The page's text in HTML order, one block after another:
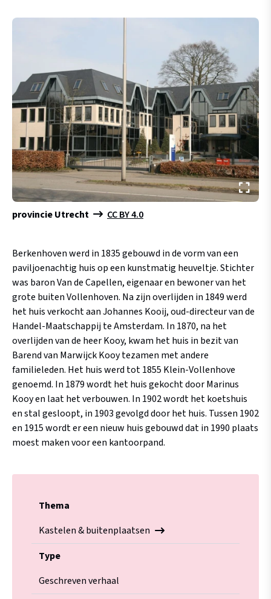
provincie Utrecht CC BY 4.0
Berkenhoven werd in 1835 gebouwd in de vorm van een
paviljoenachtig huis op een kunstmatig heuveltje. Stichter
was baron Van de Capellen, eigenaar en bewoner van het
grote buiten Vollenhoven. Na zijn overlijden in 1849 werd
het huis verkocht aan Johannes Kooij, oud-directeur van de
Handel-Maatschappij te Amsterdam. In 1870, na het
overlijden van de heer Kooy, kwam het huis in bezit van
Barend van Marwijck Kooy tezamen met andere
familieleden. Het huis werd tot 1855 Klein-Vollenhove
genoemd. In 1879 wordt het huis gekocht door Marinus
Kooy en laat het verbouwen. In 1902 wordt het koetshuis
en stal gesloopt, in 1903 gevolgd door het huis. Tussen 1902
en 1915 wordt er een nieuw huis gebouwd dat in 1990 plaats
moest maken voor een kantoorpand.
Thema
Kastelen & buitenplaatsen
Type
Geschreven verhaal